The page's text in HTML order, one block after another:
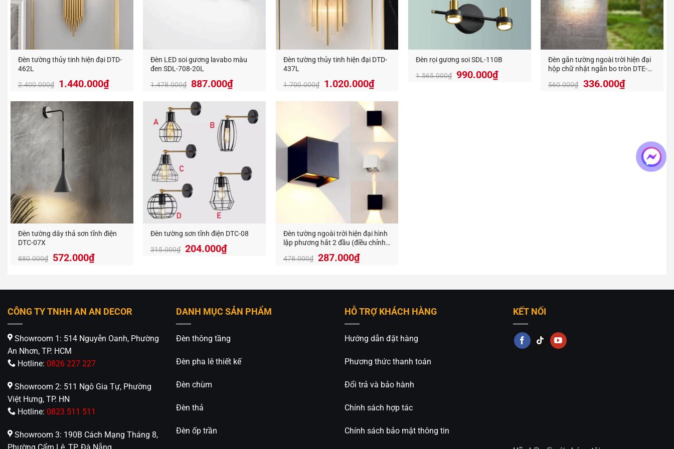
Đèn tường thủy tinh hiện đại DTD-
462L
2.400.000₫
Giá
là:
2.400.000₫.
1.440.000₫Giá
hiện
tại
1.440.000₫.
Đèn LED soi gương lavabo màu
đen SDL-708-20L
1.478.000₫
Giá
là:
1.478.000₫.
887.000₫Giá
tại
là:
887.000₫.
Đèn tường thủy tinh hiện đại DTD-
437L
1.700.000₫
Giá
là:
1.700.000₫.
1.020.000₫Giá
hiện
tại
là:
1.020.000₫.
Đèn rọi gương soi SDL-110B
1.565.000₫ 990.000₫
Đèn gắn tường ngoài trời hiện đại
hộp chữ nhật ngắn bo tròn DTE-
560.000₫ 336.000₫
Đèn tường dây thả sơn tĩnh điện
DTC-07X
880.000₫ 572.000₫
Đèn tường sơn tĩnh điện DTC-08
315.000₫ 204.000₫
Đèn tường ngoài trời hiện đại hình
lập phương hắt 2 đầu (điều chỉnh
được hướng sáng) DTE-606L
478.000₫ Giá
478.000₫.
287.000₫Giá
hiện
là:
CÔNG TY TNHH AN AN DECOR
Showroom 1: 514 Nguyễn Oanh, Phường
An Nhơn, TP. HCM
Hotline: 0826 227 227
Showroom 2: 511 Ngô Gia Tự, Phường
Việt Hưng, TP. HN
Hotline: 0823 511 511
Showroom 3: 190B Cách Mạng Tháng 8,
DANH MỤC SẢN PHẨM
Đèn thông tầng
Đèn pha lê thiết kế
Đèn chùm
Đèn thả
Đèn ốp trần
HỖ TRỢ KHÁCH HÀNG
Hướng dẫn đặt hàng
Phương thức thanh toán
Đổi trả và bảo hành
Chính sách hợp tác
Chính sách bảo mật thông tin
KẾT NỐI